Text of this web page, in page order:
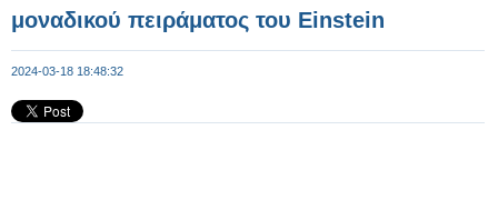
μοναδικού πειράματος του Einstein
2024-03-18 18:48:32